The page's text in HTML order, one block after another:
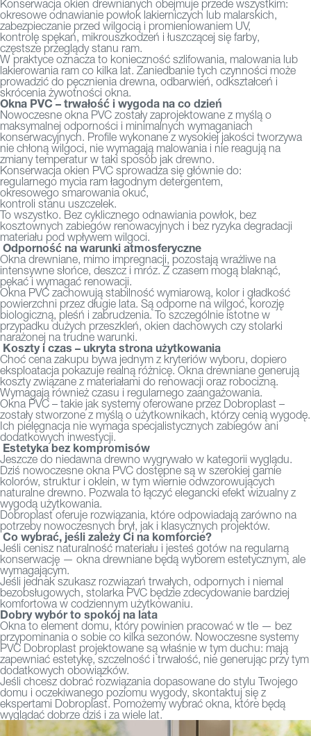
Konserwacja okien drewnianych obejmuje przede wszystkim:
okresowe odnawianie powłok lakierniczych lub malarskich,
zabezpieczanie przed wilgocią i promieniowaniem UV,
kontrolę spękań, mikrouszkodzeń i łuszczącej się farby,
częstsze przeglądy stanu ram.
W praktyce oznacza to konieczność szlifowania, malowania lub
lakierowania ram co kilka lat. Zaniedbanie tych czynności może
prowadzić do pęcznienia drewna, odbarwień, odkształceń i
skrócenia żywotności okna.
Okna PVC – trwałość i wygoda na co dzień
Nowoczesne okna PVC zostały zaprojektowane z myślą o
maksymalnej odporności i minimalnych wymaganiach
konserwacyjnych. Profile wykonane z wysokiej jakości tworzywa
nie chłoną wilgoci, nie wymagają malowania i nie reagują na
zmiany temperatur w taki sposób jak drewno.
Konserwacja okien PVC sprowadza się głównie do:
regularnego mycia ram łagodnym detergentem,
okresowego smarowania okuć,
kontroli stanu uszczelek.
To wszystko. Bez cyklicznego odnawiania powłok, bez
kosztownych zabiegów renowacyjnych i bez ryzyka degradacji
materiału pod wpływem wilgoci.
Odporność na warunki atmosferyczne
Okna drewniane, mimo impregnacji, pozostają wrażliwe na
intensywne słońce, deszcz i mróz. Z czasem mogą blaknąć,
pękać i wymagać renowacji.
Okna PVC zachowują stabilność wymiarową, kolor i gładkość
powierzchni przez długie lata. Są odporne na wilgoć, korozję
biologiczną, pleśń i zabrudzenia. To szczególnie istotne w
przypadku dużych przeszkleń, okien dachowych czy stolarki
narażonej na trudne warunki.
Koszty i czas – ukryta strona użytkowania
Choć cena zakupu bywa jednym z kryteriów wyboru, dopiero
eksploatacja pokazuje realną różnicę. Okna drewniane generują
koszty związane z materiałami do renowacji oraz robocizną.
Wymagają również czasu i regularnego zaangażowania.
Okna PVC – takie jak systemy oferowane przez Dobroplast –
zostały stworzone z myślą o użytkownikach, którzy cenią wygodę.
Ich pielęgnacja nie wymaga specjalistycznych zabiegów ani
dodatkowych inwestycji.
Estetyka bez kompromisów
Jeszcze do niedawna drewno wygrywało w kategorii wyglądu.
Dziś nowoczesne okna PVC dostępne są w szerokiej gamie
kolorów, struktur i oklein, w tym wiernie odwzorowujących
naturalne drewno. Pozwala to łączyć elegancki efekt wizualny z
wygodą użytkowania.
Dobroplast oferuje rozwiązania, które odpowiadają zarówno na
potrzeby nowoczesnych brył, jak i klasycznych projektów.
Co wybrać, jeśli zależy Ci na komforcie?
Jeśli cenisz naturalność materiału i jesteś gotów na regularną
konserwację — okna drewniane będą wyborem estetycznym, ale
wymagającym.
Jeśli jednak szukasz rozwiązań trwałych, odpornych i niemal
bezobsługowych, stolarka PVC będzie zdecydowanie bardziej
komfortowa w codziennym użytkowaniu.
Dobry wybór to spokój na lata
Okna to element domu, który powinien pracować w tle — bez
przypominania o sobie co kilka sezonów. Nowoczesne systemy
PVC Dobroplast projektowane są właśnie w tym duchu: mają
zapewniać estetykę, szczelność i trwałość, nie generując przy tym
dodatkowych obowiązków.
Jeśli chcesz dobrać rozwiązania dopasowane do stylu Twojego
domu i oczekiwanego poziomu wygody, skontaktuj się z
ekspertami Dobroplast. Pomożemy wybrać okna, które będą
wyglądać dobrze dziś i za wiele lat.